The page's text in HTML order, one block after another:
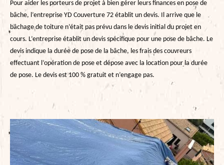
Pour aider les porteurs de projet à bien gérer leurs finances en pose de
bâche, l’entreprise YD Couverture 72 établit un devis. Il arrive que le
bâchage de toiture n’était pas prévu dans le devis initial du projet en
cours. L’entreprise établit un devis spécifique pour une pose de bâche. Le
devis indique la durée de pose de la bâche, les frais des couvreurs
effectuant l’opération de pose et dépose avec la location pour la durée
de pose. Le devis est 100 % gratuit et n’engage pas.